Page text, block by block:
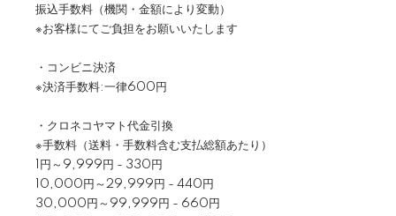
振込手数料（機関・金額により変動）
※お客様にてご負担をお願いいたします
・コンビニ決済
※決済手数料:一律600円
・クロネコヤマト代金引換
※手数料（送料・手数料含む支払総額あたり）
1円～9,999円 - 330円
10,000円～29,999円 - 440円
30,000円～99,999円 - 660円